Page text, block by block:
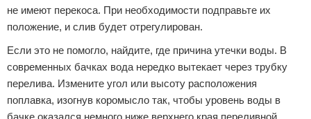
не имеют перекоса. При необходимости подправьте их
положение, и слив будет отрегулирован.
Если это не помогло, найдите, где причина утечки воды. В
современных бачках вода нередко вытекает через трубку
перелива. Измените угол или высоту расположения
поплавка, изогнув коромысло так, чтобы уровень воды в
бачке оказался немного ниже верхнего края переливной